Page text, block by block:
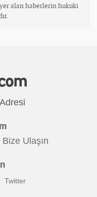
alan haberlerin hukuki
Bize Ulaşın
Twitter